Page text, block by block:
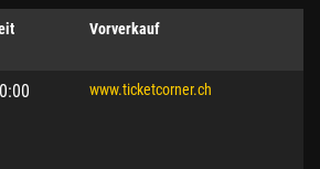
Vorverkauf
www.ticketcorner.ch